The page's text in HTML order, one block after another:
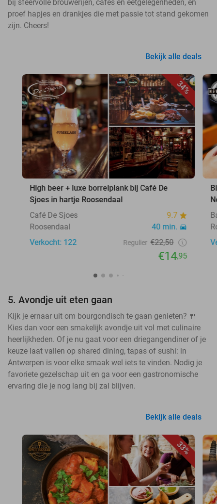
bij sfeervolle brouwerijen, cafés en eetgelegenheden, en
proef hapjes en drankjes die met passie tot stand gekomen
zijn. Cheers!
Bekijk alle deals
34%
High beer + luxe borrelplank bij Café De
Sjoes in hartje Roosendaal
Café De Sjoes
9.7
Roosendaal
40 min.
Verkocht: 122
Regulier €22,50
€14,95
5. Avondje uit eten gaan
Kijk je ernaar uit om bourgondisch te gaan genieten? 🍴
Kies dan voor een smakelijk avondje uit vol met culinaire
heerlijkheden. Of je nu gaat voor een driegangendiner of je
keuze laat vallen op shared dining, tapas of sushi: in
Antwerpen is voor elke smaak wel iets te vinden. Nodig je
favoriete gezelschap uit en ga voor een gastronomische
ervaring die je nog lang bij zal blijven.
Bekijk alle deals
33%